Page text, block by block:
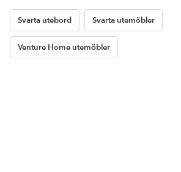
Svarta utebord Svarta utemöbler
Venture Home utemöbler